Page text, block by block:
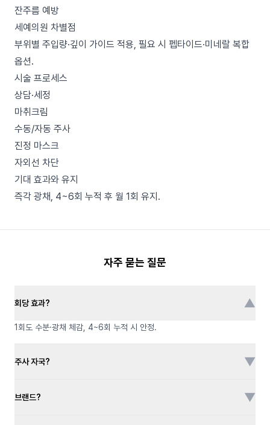
잔주름 예방
세예의원 차별점
부위별 주입량·깊이 가이드 적용, 필요 시 펩타이드·미네랄 복합
옵션.
시술 프로세스
상담·세정
마취크림
수동/자동 주사
진정 마스크
자외선 차단
기대 효과와 유지
즉각 광채, 4~6회 누적 후 월 1회 유지.
자주 묻는 질문
회당 효과? ▼
1회도 수분·광채 체감, 4~6회 누적 시 안정.
주사 자국? ▼
브랜드? ▼